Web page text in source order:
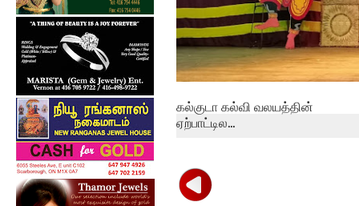
கல்குடா கல்வி வலயத்தின்
ஏற்பாட்டில...